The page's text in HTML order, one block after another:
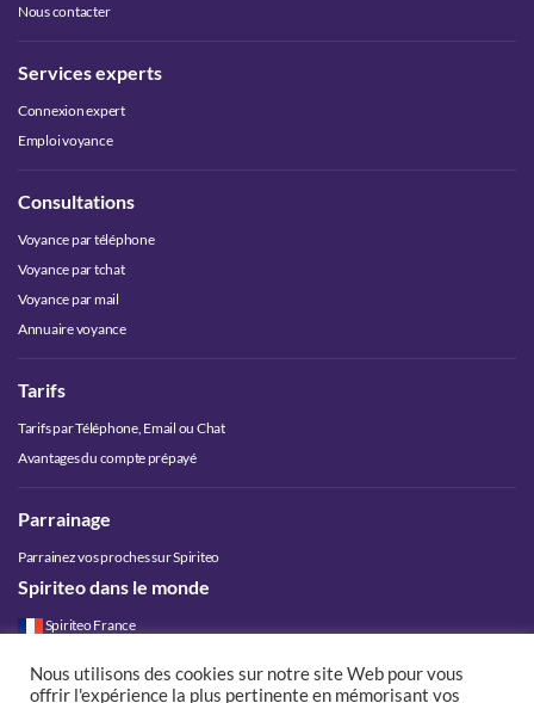
Nous contacter
Services experts
Connexion expert
Emploi voyance
Consultations
Voyance par téléphone
Voyance par tchat
Voyance par mail
Annuaire voyance
Tarifs
Tarifs par Téléphone, Email ou Chat
Avantages du compte prépayé
Parrainage
Parrainez vos proches sur Spiriteo
Spiriteo dans le monde
Spiriteo France
Spiriteo Luxembourg
Nous utilisons des cookies sur notre site Web pour vous
offrir l'expérience la plus pertinente en mémorisant vos